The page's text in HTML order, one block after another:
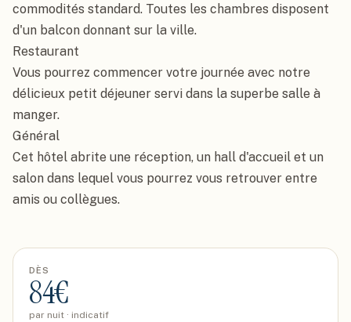
commodités standard. Toutes les chambres disposent
d'un balcon donnant sur la ville.
Restaurant
Vous pourrez commencer votre journée avec notre
délicieux petit déjeuner servi dans la superbe salle à
manger.
Général
Cet hôtel abrite une réception, un hall d'accueil et un
salon dans lequel vous pourrez vous retrouver entre
amis ou collègues.
DÈS
84€
par nuit · indicatif